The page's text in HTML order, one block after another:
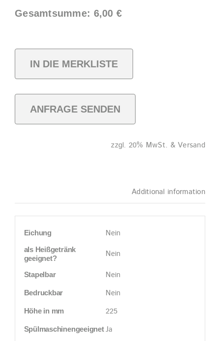
Gesamtsumme: 6,00 €
Rotwein
IN DIE MERKLISTE
ANFRAGE SENDEN
zzgl. 20% MwSt. & Versand
Additional information
Eichung Nein
als Heißgetränk
geeignet?
Nein
Stapelbar Nein
Bedruckbar Nein
Höhe in mm 225
SpülmaschinengeeignetJa